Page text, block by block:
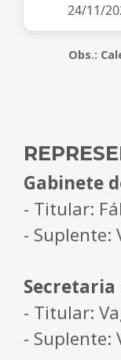
24/11/
Obs.:
Gabinete
- Titular:
- Suplente:
Secretaria
- Titular:
- Suplente: